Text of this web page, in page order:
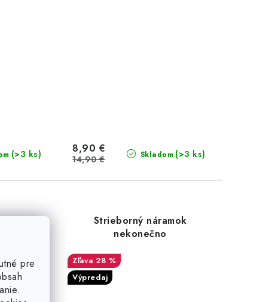
pre
(>3 ks) Skladom (>3 ks)
8,90 €
14,90 €
Strieborný náramok
nekonečno
28 %
Výpredaj